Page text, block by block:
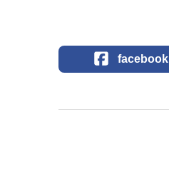
facebook